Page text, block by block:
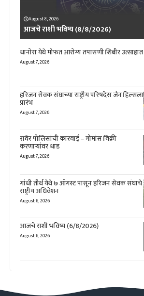
August 8, 2026
आजचे राशी भविष्य (8/8/2026)
धानोरा येथे मोफत आरोग्य तपासणी शिबीर उत्साहात
August 7, 2026
हरिजन सेवक संघाच्या राष्ट्रीय परिषदेस जैन हिल्सला
प्रारंभ
August 7, 2026
रावेर पोलिसांची कारवाई – गोमांस विक्री
करणाऱ्यांवर धाड
August 7, 2026
गांधी तीर्थ येथे ७ ऑगस्ट पासून हरिजन सेवक संघाचे
राष्ट्रीय अधिवेशन
August 6, 2026
आजचे राशी भविष्य (6/8/2026)
August 6, 2026